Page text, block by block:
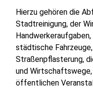
Hierzu gehören die
Stadtreinigung, der
städtische
Straßenpflasterung,
und
öffentlichen